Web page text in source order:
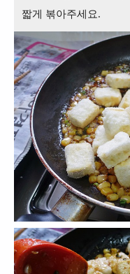
짧게 볶아주세요.